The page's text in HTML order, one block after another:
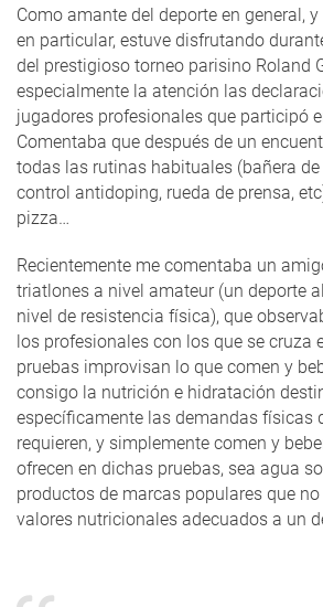
Como amante del deporte en general,
en particular, estuve disfrutando
del prestigioso torneo parisino Roland
especialmente la atención las
jugadores profesionales que participó
Comentaba que después de un
todas las rutinas habituales (bañera de
control antidoping, rueda de prensa,
pizza…
Recientemente me comentaba un
triatlones a nivel amateur (un deporte
nivel de resistencia física), que
los profesionales con los que se cruza
pruebas improvisan lo que comen y
consigo la nutrición e hidratación
específicamente las demandas físicas
requieren, y simplemente comen y
ofrecen en dichas pruebas, sea agua
productos de marcas populares que
valores nutricionales adecuados a un